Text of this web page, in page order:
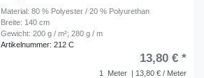
Material: 80 % Polyester / 20 % Polyurethan
Breite: 140 cm
Gewicht: 200 g / m²; 280 g / m
Artikelnummer: 212 C
1 Meter | 13,80 € / Meter
13,80 € *